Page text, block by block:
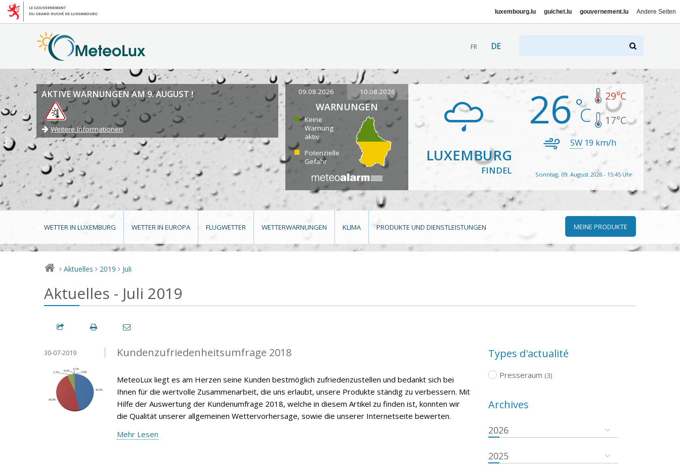
luxembourg.lu guichet.lu gouvernement.lu Andere Seiten
FR DE
AKTIVE WARNUNGEN AM 9. AUGUST !
Weitere Informationen
09.08.2026 10.08.2026
WARNUNGEN
Keine
Warnung
aktiv
Potenzielle
Gefahr
LUXEMBURG
FINDEL
26 29°C
17°C
SW 19 km/h
Sonntag, 09. August 2026 - 15:45 Uhr
WETTER IN LUXEMBURG WETTER IN EUROPA FLUGWETTER WETTERWARNUNGEN KLIMA PRODUKTE UND DIENSTLEISTUNGEN MEINE PRODUKTE
> Aktuelles > 2019 > Juli
Aktuelles - Juli 2019
Kundenzufriedenheitsumfrage 2018
30-07-2019
MeteoLux liegt es am Herzen seine Kunden bestmöglich zufriedenzustellen und bedankt sich bei
Ihnen für die wertvolle Zusammenarbeit, die uns erlaubt, unsere Produkte ständig zu verbessern. Mit
Hilfe der Auswertung der Kundenumfrage 2018, welche in diesem Artikel zu finden ist, konnten wir
die Qualität unserer allgemeinen Wettervorhersage, sowie die unserer Internetseite bewerten.
Mehr Lesen
Types d'actualité
Presseraum (3)
Archives
2026
2025